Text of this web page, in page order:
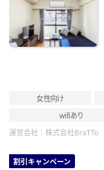
女性向け
wifiあり
運営会社： 株式会社BraTTo
割引キャンペーン